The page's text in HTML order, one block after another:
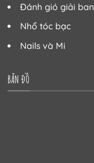
Đánh gió giải ban
Nhổ tóc bạc
Nails và Mi
BẢN ĐỒ